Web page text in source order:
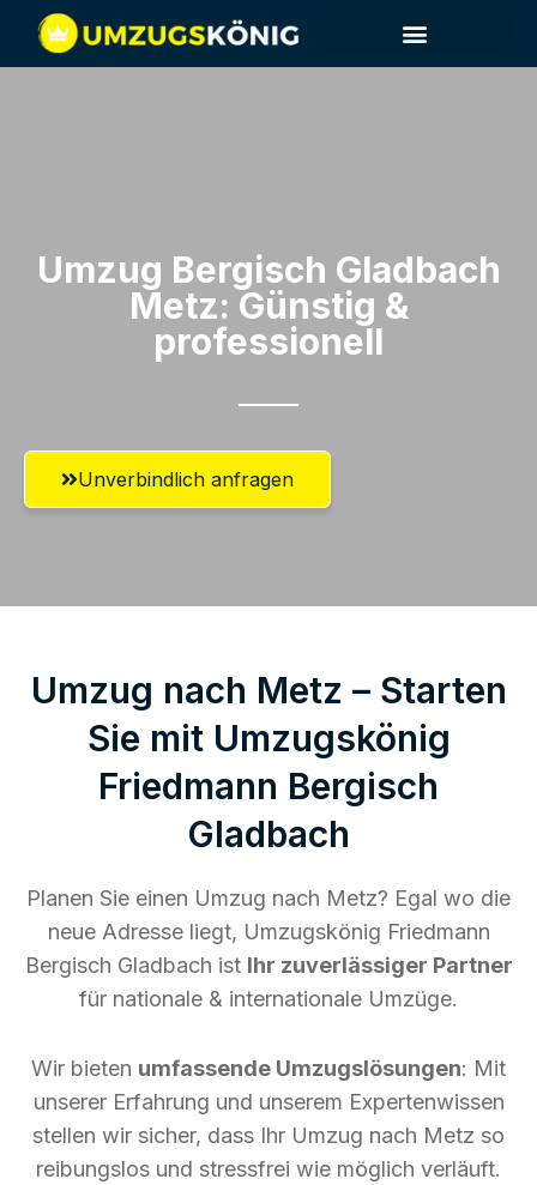
Umzug Bergisch Gladbach​
Metz: Günstig &
professionell​
Unverbindlich anfragen
Umzug nach Metz – Starten
Sie mit Umzugskönig
Friedmann Bergisch
Gladbach
Planen Sie einen Umzug nach Metz? Egal wo die
neue Adresse liegt, Umzugskönig Friedmann
Bergisch Gladbach ist Ihr zuverlässiger Partner
für nationale & internationale Umzüge.
Wir bieten umfassende Umzugslösungen: Mit
unserer Erfahrung und unserem Expertenwissen
stellen wir sicher, dass Ihr Umzug nach Metz so
reibungslos und stressfrei wie möglich verläuft.